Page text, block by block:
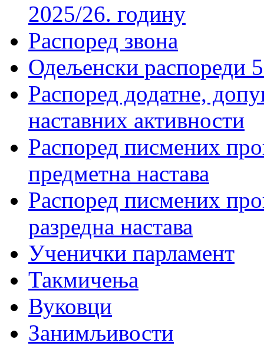
2025/26. годину
Распоред звона
Одељенски распореди
Распоред додатне,
наставних активности
Распоред писмених
предметна настава
Распоред писмених
разредна настава
Ученички парламент
Такмичења
Вуковци
Занимљивости